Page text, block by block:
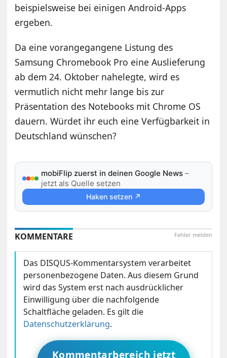
beispielsweise bei einigen Android-Apps
ergeben.
Da eine vorangegangene Listung des
Samsung Chromebook Pro eine Auslieferung
ab dem 24. Oktober nahelegte, wird es
vermutlich nicht mehr lange bis zur
Präsentation des Notebooks mit Chrome OS
dauern. Würdet ihr euch eine Verfügbarkeit in
Deutschland wünschen?
mobiFlip zuerst in deinen Google News –
jetzt als Quelle setzen
Haken setzen ↗
Fehler melden
KOMMENTARE
Das DISQUS-Kommentarsystem verarbeitet
personenbezogene Daten. Aus diesem Grund
wird das System erst nach ausdrücklicher
Einwilligung über die nachfolgende
Schaltfläche geladen. Es gilt die
Datenschutzerklärung.
Kommentarbereich jetzt